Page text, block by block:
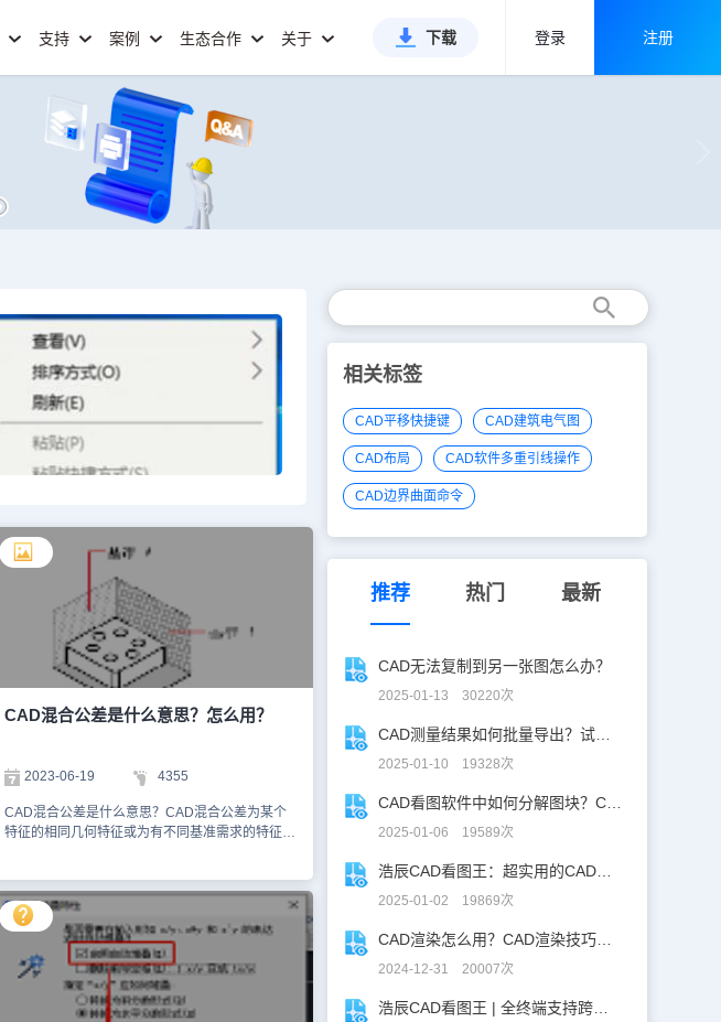
支持 案例 生态合作 关于 下载 登录 注册
CAD混合公差是什么意思？怎么用？
2023-06-19 4355
CAD混合公差是什么意思？CAD混合公差为某个
特征的相同几何特征或为有不同基准需求的特征指
征组公差具有更多的限制。下面小编以一个简单的
实例来给大家分享一下CAD混合公差的使用方法
吧！CAD混合公差使用方法：以上图例中，基准
面A和B相交的点可形成一条轴，这条轴就称为基
准轴，从这个轴开始计算图案的位置。CAD混合
公差可以指定孔组的分布直径和每个单独孔的直
径，如下图所示：把混合公差添加到图形中时，首
相关标签
CAD平移快捷键 CAD建筑电气图
CAD布局 CAD软件多重引线操作
CAD边界曲面命令
推荐 热门 最新
CAD无法复制到另一张图怎么办？
2025-01-13 30220次
2025-01-10 19328次
2025-01-06 19589次
2025-01-02 19869次
2024-12-31 20007次